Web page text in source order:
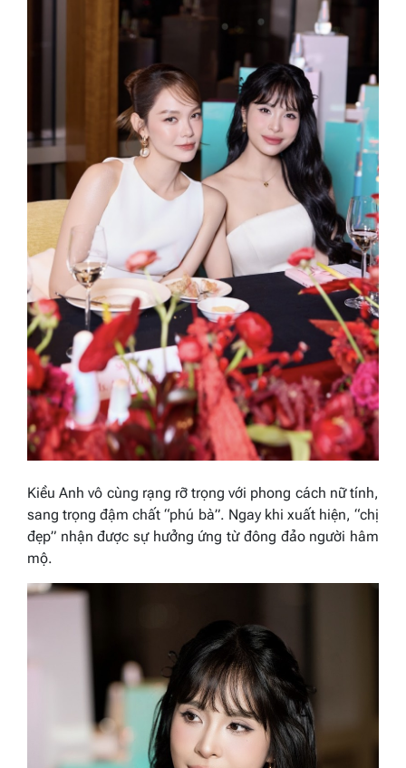
Kiều Anh vô cùng rạng rỡ trọng với phong cách nữ tính,
sang trọng đậm chất “phú bà”. Ngay khi xuất hiện, “chị
đẹp” nhận được sự hưởng ứng từ đông đảo người hâm
mộ.